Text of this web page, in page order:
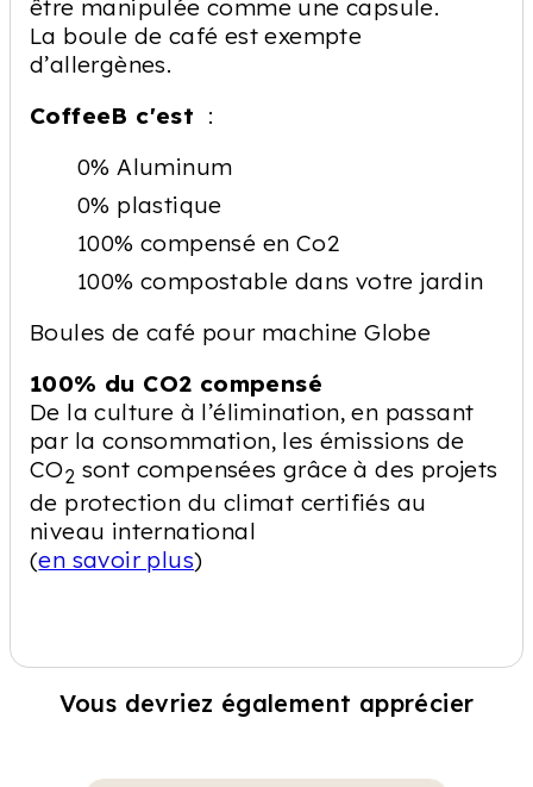
être manipulée comme une capsule.
La boule de café est exempte
d’allergènes.
CoffeeB c'est :
0% Aluminum
0% plastique
100% compensé en Co2
100% compostable dans votre jardin
Boules de café pour machine Globe
100% du CO2 compensé
De la culture à l’élimination, en passant
par la consommation, les émissions de
CO2 sont compensées grâce à des projets
de protection du climat certifiés au
niveau international
(en savoir plus)
Vous devriez également apprécier